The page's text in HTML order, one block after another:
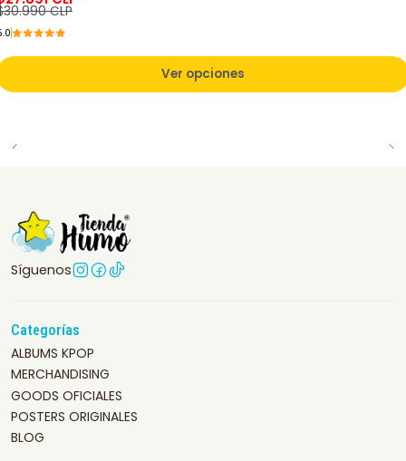
CLP
Ver opciones
Síguenos
Categorías
ALBUMS KPOP
MERCHANDISING
GOODS OFICIALES
POSTERS ORIGINALES
BLOG